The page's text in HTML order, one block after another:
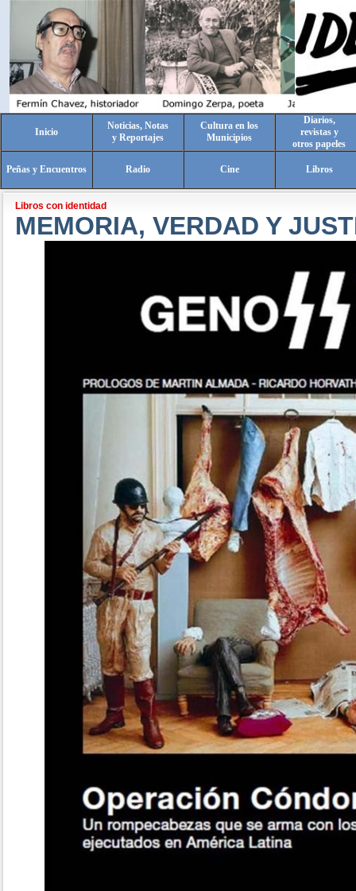
Inicio
Noticias, Notas
y Reportajes
Cultura en los
Municipios
Diarios,
revistas y
otros papeles
Peñas y Encuentros Radio Cine Libros
Libros con identidad
MEMORIA, VERDAD Y